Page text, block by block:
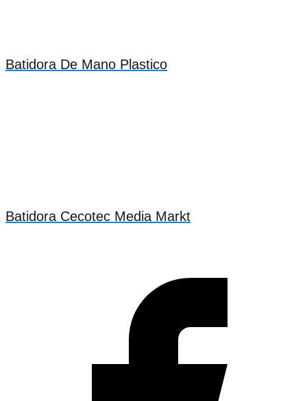
Batidora De Mano Plastico
Batidora Cecotec Media Markt